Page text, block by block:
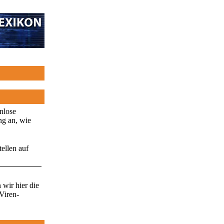
an, wie
auf
wir hier die